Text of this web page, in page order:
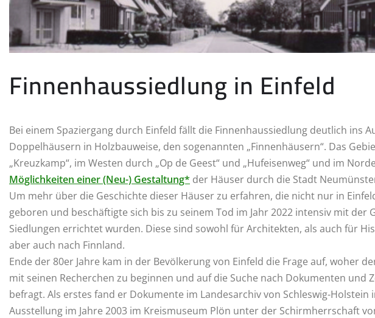
Finnenhaussiedlung in Einfeld
Bei einem Spaziergang durch Einfeld fällt die Finnenhaussiedlung deutlich
Doppelhäusern in Holzbauweise, den sogenannten „Finnenhäusern“. Das
„Kreuzkamp“, im Westen durch „Op de Geest“ und „Hufeisenweg“ und im
Möglichkeiten einer (Neu-) Gestaltung* der Häuser durch die Stadt
Um mehr über die Geschichte dieser Häuser zu erfahren, die nicht nur in
geboren und beschäftigte sich bis zu seinem Tod im Jahr 2022 intensiv mit
Siedlungen errichtet wurden. Diese sind sowohl für Architekten, als auch für
aber auch nach Finnland.
Ende der 80er Jahre kam in der Bevölkerung von Einfeld die Frage auf, woher
mit seinen Recherchen zu beginnen und auf die Suche nach Dokumenten und
befragt. Als erstes fand er Dokumente im Landesarchiv von Schleswig-
Ausstellung im Jahre 2003 im Kreismuseum Plön unter der Schirmherrschaft